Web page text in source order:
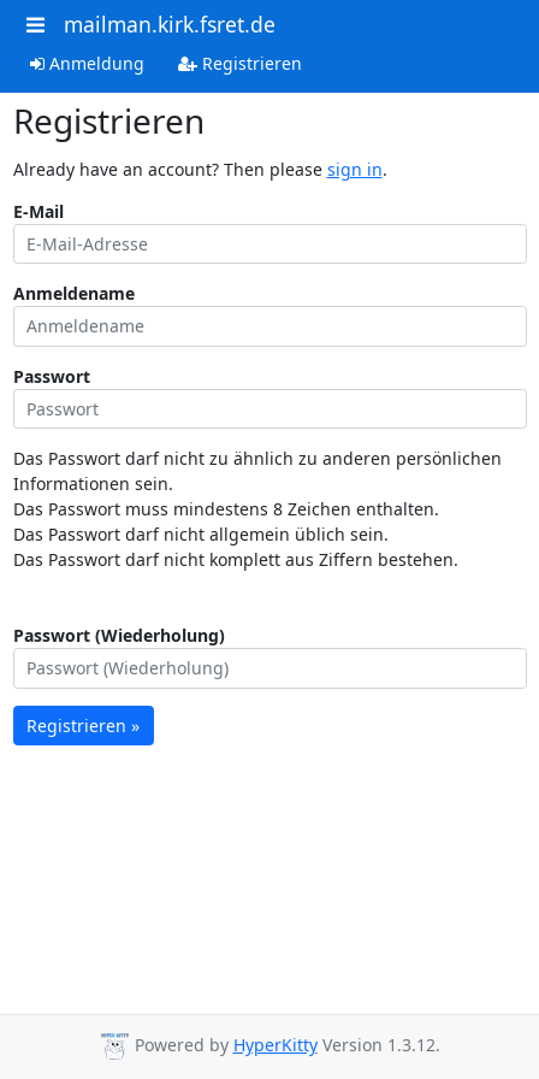
mailman.kirk.fsret.de
Anmeldung Registrieren
Registrieren
Already have an account? Then please sign in.
E-Mail
Anmeldename
Passwort
Das Passwort darf nicht zu ähnlich zu anderen persönlichen
Informationen sein.
Das Passwort muss mindestens 8 Zeichen enthalten.
Das Passwort darf nicht allgemein üblich sein.
Das Passwort darf nicht komplett aus Ziffern bestehen.
Passwort (Wiederholung)
Registrieren »
Powered by HyperKittyVersion 1.3.12.